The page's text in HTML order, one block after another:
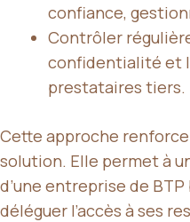
confiance,
Contrôler
confidentialité et
prestataires tiers.
Cette approche
solution. Elle permet à
d’une entreprise de
déléguer l’accès à ses